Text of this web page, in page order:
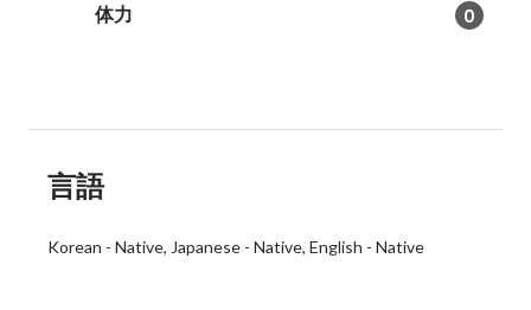
体力 0
言語
Korean - Native Japanese - Native English - Native